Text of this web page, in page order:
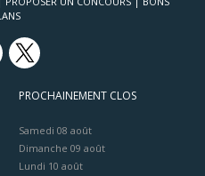
PROCHAINEMENT CLOS
Samedi 08 août
Dimanche 09 août
Lundi 10 août